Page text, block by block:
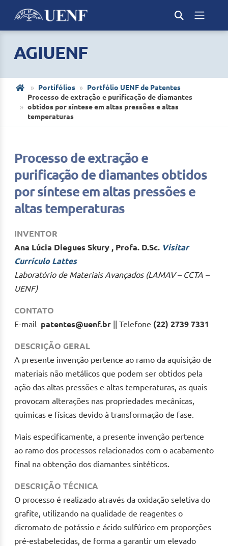
AGIUENF
Portifólios
Portfólio UENF de Patentes
Processo de extração e purificação de diamantes
obtidos por síntese em altas pressões e altas
temperaturas
Processo de extração e
purificação de diamantes obtidos
por síntese em altas pressões e
altas temperaturas
INVENTOR
Ana Lúcia Diegues Skury , Profa. D.Sc. Visitar
Currículo Lattes
Laboratório de Materiais Avançados (LAMAV – CCTA –
UENF)
CONTATO
E-mail patentes@uenf.br || Telefone (22) 2739 7331
DESCRIÇÃO GERAL
A presente invenção pertence ao ramo da aquisição de
materiais não metálicos que podem ser obtidos pela
ação das altas pressões e altas temperaturas, as quais
provocam alterações nas propriedades mecânicas,
químicas e físicas devido à transformação de fase.
Mais especificamente, a presente invenção pertence
ao ramo dos processos relacionados com o acabamento
final na obtenção dos diamantes sintéticos.
DESCRIÇÃO TÉCNICA
O processo é realizado através da oxidação seletiva do
grafite, utilizando na qualidade de reagentes o
dicromato de potássio e ácido sulfúrico em proporções
pré-estabelecidas, de forma a garantir um elevado